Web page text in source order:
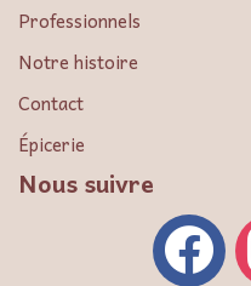
Professionnels
Notre histoire
Contact
Épicerie
Nous suivre